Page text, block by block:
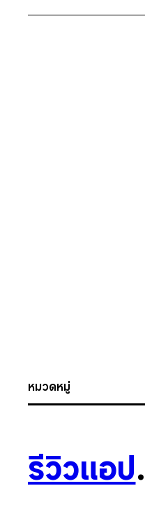
หมวดหมู่
รีวิวแอป.